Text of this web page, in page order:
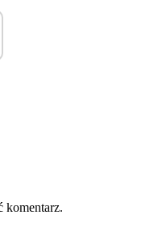
komentarz.